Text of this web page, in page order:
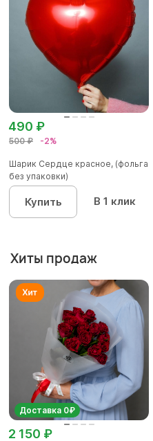
500 ₽ -2%
490 ₽
Шарик Сердце красное, (фольга
без упаковки)
Купить В 1 клик
Хиты продаж
Доставка 0₽
2 150 ₽